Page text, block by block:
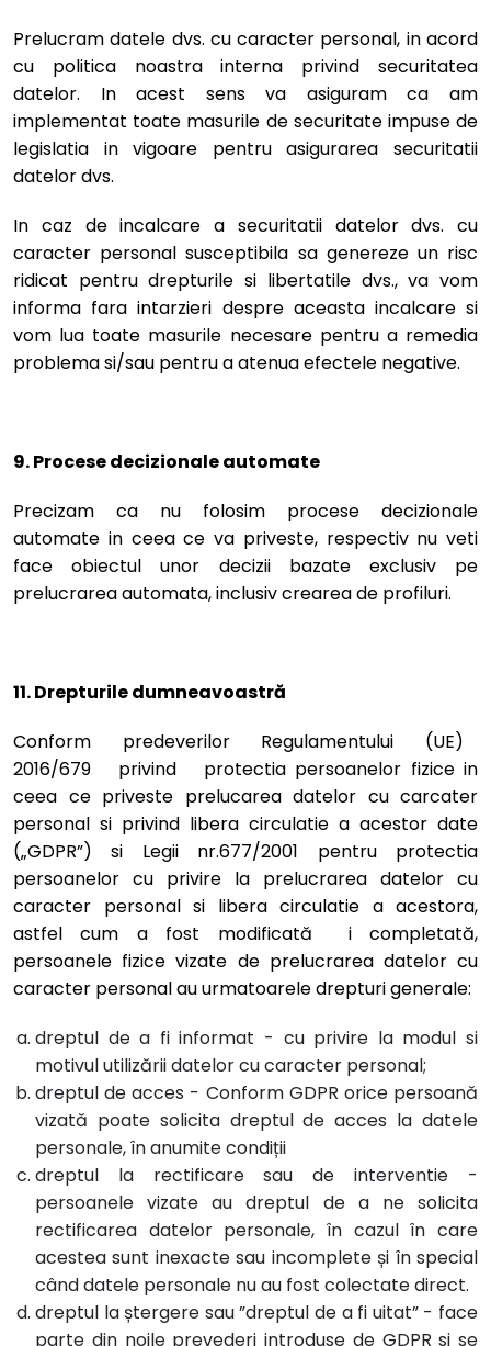
Prelucram datele dvs. cu caracter personal, in acord
cu politica noastra interna privind securitatea
datelor. In acest sens va asiguram ca am
implementat toate masurile de securitate impuse de
legislatia in vigoare pentru asigurarea securitatii
datelor dvs.
In caz de incalcare a securitatii datelor dvs. cu
caracter personal susceptibila sa genereze un risc
ridicat pentru drepturile si libertatile dvs., va vom
informa fara intarzieri despre aceasta incalcare si
vom lua toate masurile necesare pentru a remedia
problema si/sau pentru a atenua efectele negative.
9. Procese decizionale automate
Precizam ca nu folosim procese decizionale
automate in ceea ce va priveste, respectiv nu veti
face obiectul unor decizii bazate exclusiv pe
prelucrarea automata, inclusiv crearea de profiluri.
11. Drepturile dumneavoastră
Conform predeverilor Regulamentului (UE)
2016/679 privind protectia persoanelor fizice in
ceea ce priveste prelucarea datelor cu carcater
personal si privind libera circulatie a acestor date
(„GDPR”) si Legii nr.677/2001 pentru protectia
persoanelor cu privire la prelucrarea datelor cu
caracter personal si libera circulatie a acestora,
astfel cum a fost modificată i completată,
persoanele fizice vizate de prelucrarea datelor cu
caracter personal au urmatoarele drepturi generale:
dreptul de a fi informat - cu privire la modul si
motivul utilizării datelor cu caracter personal;
dreptul de acces - Conform GDPR orice persoană
vizată poate solicita dreptul de acces la datele
personale, în anumite condiții
dreptul la rectificare sau de interventie -
persoanele vizate au dreptul de a ne solicita
rectificarea datelor personale, în cazul în care
acestea sunt inexacte sau incomplete și în special
când datele personale nu au fost colectate direct.
dreptul la ștergere sau ”dreptul de a fi uitat” - face
parte din noile prevederi introduse de GDPR si se